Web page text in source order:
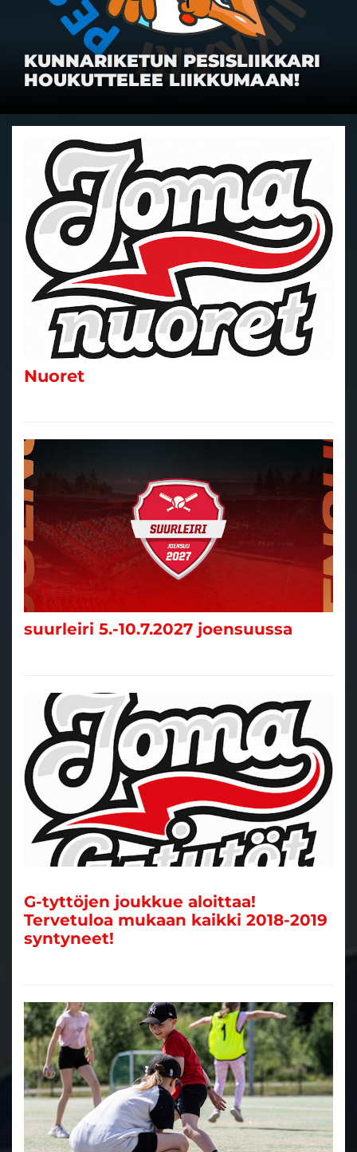
Nuoret
suurleiri 5.-10.7.2027 joensuussa
G-tyttöjen joukkue aloittaa!
Tervetuloa mukaan kaikki 2018-2019
syntyneet!
Kesän hauskin päiväleiri
1.–3.-luokkalaisille 15.–18.6.2026